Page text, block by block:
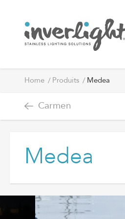
Home Produits Medea
Carmen
Medea